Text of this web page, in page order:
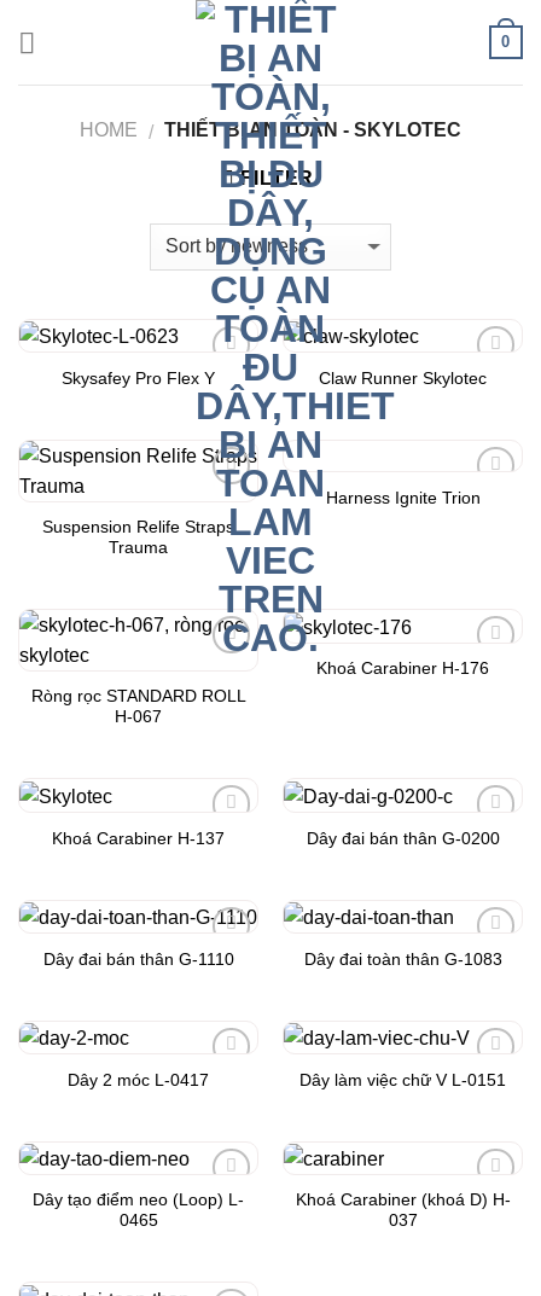
0
HOME / THIẾT BỊ AN TOÀN - SKYLOTEC
FILTER
Add to
Wishlist
Skysafey Pro Flex Y
Add to
Claw Runner Skylotec
Wishlist
Suspension Relife Straps
Trauma
Add to
Harness Ignite Trion
Wishlist
Ròng rọc STANDARD ROLL
H-067
Add to
Khoá Carabiner H-176
Add to
Khoá Carabiner H-137
Add to
Dây đai bán thân G-0200
Add to
Dây đai bán thân G-1110
Add to
Dây đai toàn thân G-1083
Add to
Dây 2 móc L-0417
Add to
Dây làm việc chữ V L-0151
Add to
Dây tạo điểm neo (Loop) L-
0465
Add to
Khoá Carabiner (khoá D) H-
037